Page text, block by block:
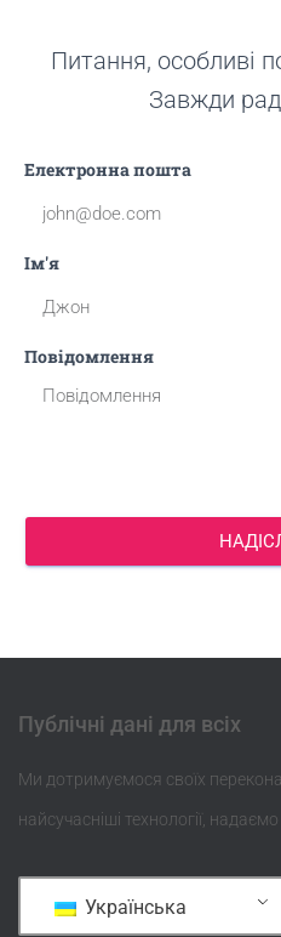
Питання, особливі
Завжди
Електронна пошта
Ім'я
Повідомлення
Публічні дані для всіх
Ми дотримуємося своїх
найсучасніші технології,
Українська